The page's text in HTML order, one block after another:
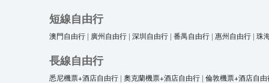
短線自由行
澳門自由行 | 廣州自由行 | 深圳自由行 | 番禺自由行 | 惠州自由行 | 珠
長線自由行
悉尼機票+酒店自由行 | 奧克蘭機票+酒店自由行 | 倫敦機票+酒店自由